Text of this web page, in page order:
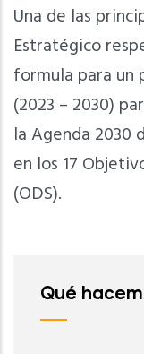
Una de las
Estratégico
formula para un
(2023 – 2030)
la Agenda 2030
en los 17
(ODS).
Qué